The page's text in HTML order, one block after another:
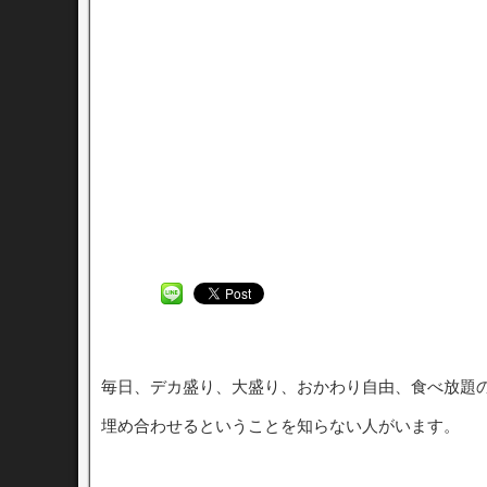
毎日、デカ盛り、大盛り、おかわり自由、食べ放題
埋め合わせるということを知らない人がいます。